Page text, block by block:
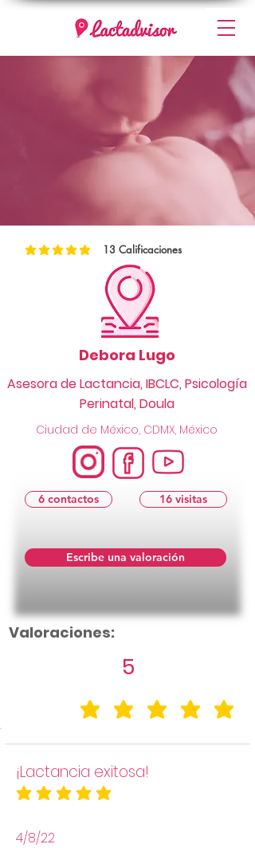
13 Calificaciones
la calificación promedio es 5 de 5, basada en 13
Debora Lugo
Asesora de Lactancia, IBCLC, Psicología
Perinatal, Doula
Ciudad de México, CDMX, México
6 contactos 16 visitas
Escribe una valoración
Valoraciones:
5
la calificación
¡Lactancia exitosa!
la calificación promedio es 5 de 5
4/8/22